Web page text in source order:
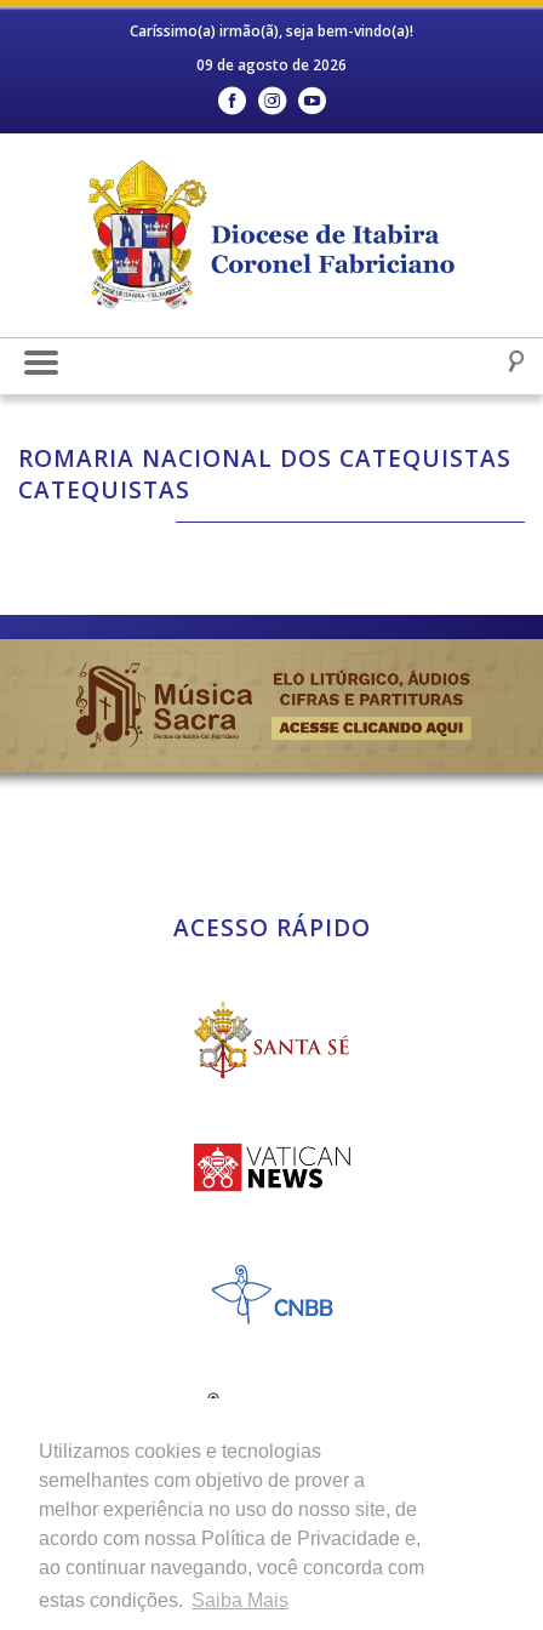
Utilizamos cookies e tecnologias
semelhantes com objetivo de prover a
melhor experiência no uso do nosso site, de
acordo com nossa Política de Privacidade e,
ao continuar navegando, você concorda com
estas condições. Saiba Mais
Caríssimo(a) irmão(ã), seja bem-vindo(a)!
09 de agosto de 2026
ROMARIA NACIONAL DOS CATEQUISTAS
CATEQUISTAS
ACESSO RÁPIDO